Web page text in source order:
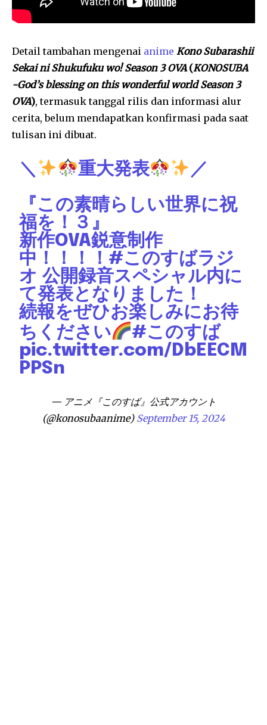
Detail tambahan mengenai anime Kono Subarashii
Sekai ni Shukufuku wo! Season 3 OVA(KONOSUBA
-God’s blessing on this wonderful world Season 3
OVA), termasuk tanggal rilis dan informasi alur
cerita, belum mendapatkan konfirmasi pada saat
tulisan ini dibuat.
＼ 重大発表
／
『この素晴らしい世界に祝
福を！３』
新作OVA鋭意制作
中！！！！#このすばラジ
オ 公開録音スペシャル内に
て発表となりました！
続報をぜひお楽しみにお待
ちください
#このすば
pic.twitter.com/DbEECM
PPSn
— アニメ『このすば』公式アカウント
(@konosubaanime) September 15, 2024